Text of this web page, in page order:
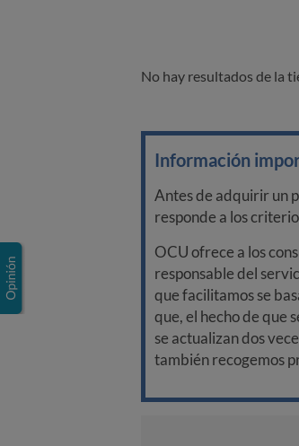
No hay resultados de la
Información
Antes de adquirir un
responde a los
OCU ofrece a los
responsable del
que facilitamos se
que, el hecho de que
se actualizan dos
también recogemos